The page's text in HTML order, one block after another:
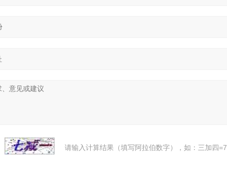
请输入计算结果（填写阿拉伯数字），如：三加四=7